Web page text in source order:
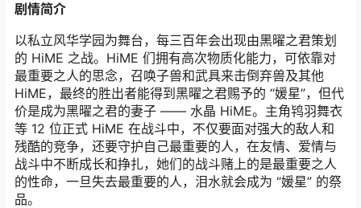
剧情简介
以私立风华学园为舞台，每三百年会出现由黑曜之君策划
的 HiME 之战。HiME 们拥有高次物质化能力，可依靠对
最重要之人的思念，召唤子兽和武具来击倒弃兽及其他
HiME，最终的胜出者能得到黑曜之君赐予的 “媛星”，但代
价是成为黑曜之君的妻子 —— 水晶 HiME。主角鸨羽舞衣
等 12 位正式 HiME 在战斗中，不仅要面对强大的敌人和
残酷的竞争，还要守护自己最重要的人，在友情、爱情与
战斗中不断成长和挣扎，她们的战斗赌上的是最重要之人
的性命，一旦失去最重要的人，泪水就会成为 “媛星” 的祭
品。